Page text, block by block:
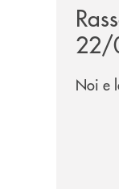
22/
Noi e